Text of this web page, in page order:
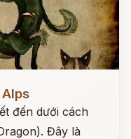
đến dưới cách
Đây là